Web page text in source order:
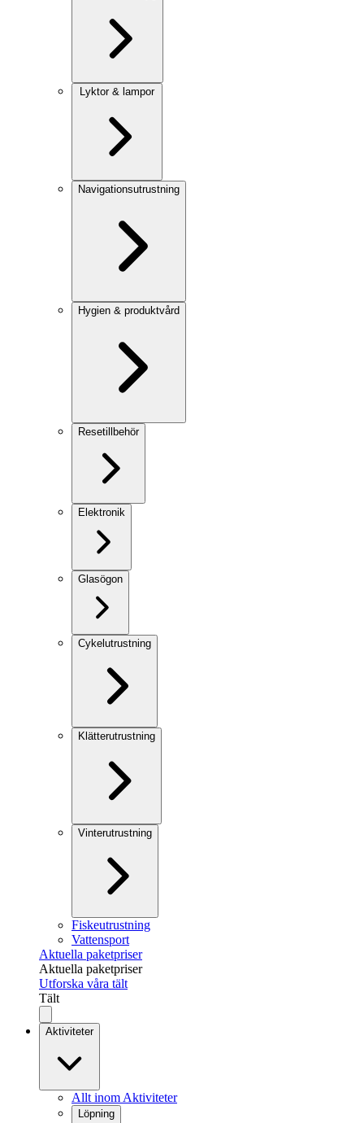
Lyktor & lampor
Navigationsutrustning
Hygien & produktvård
Resetillbehör
Elektronik
Glasögon
Cykelutrustning
Klätterutrustning
Vinterutrustning
Fiskeutrustning
Vattensport
Aktuella paketpriser
Aktuella paketpriser
Utforska våra tält
Tält
Aktiviteter
Allt inom Aktiviteter
Löpning